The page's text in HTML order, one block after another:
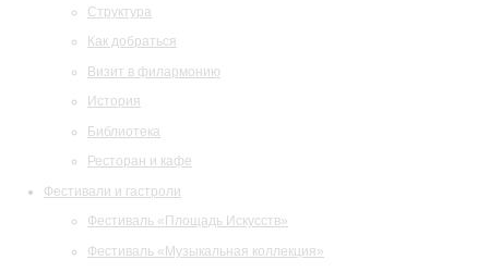
Структура
Как добраться
Визит в филармонию
История
Библиотека
Ресторан и кафе
Фестивали и гастроли
Фестиваль «Площадь Искусств»
Фестиваль «Музыкальная коллекция»